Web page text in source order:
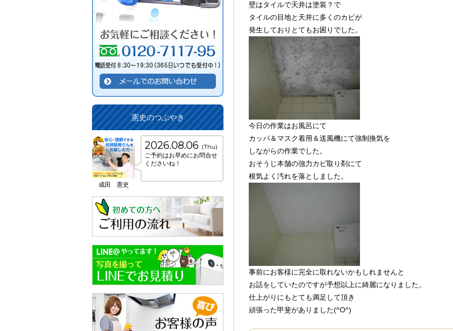
壁はタイルで天井は塗装？で
タイルの目地と天井に多くのカビが
発生しておりとてもお困りでした。
今日の作業はお風呂にて
カッパ＆マスク着用＆送風機にて強制換気を
しながらの作業でした。
おそうじ本舗の強力カビ取り剤にて
根気よく汚れを落としました。
事前にお客様に完全に取れないかもしれませんと
お話をしていたのですが予想以上に綺麗になりました。
仕上がりにもとても満足して頂き
頑張った甲斐がありました(^O^)
憲史のつぶやき
成田 憲史
2026.08.06 (Thu)
ご予約はお早めにお問合せ
くださいね！